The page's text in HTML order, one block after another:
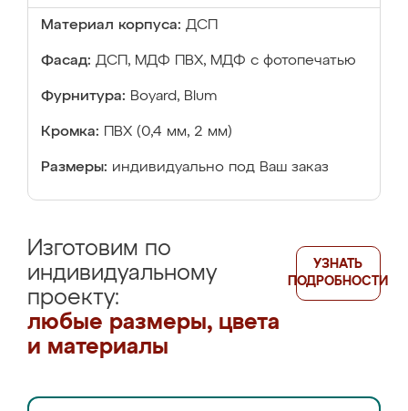
Материал корпуса: ДСП
Фасад: ДСП, МДФ ПВХ, МДФ с фотопечатью
Фурнитура: Boyard, Blum
Кромка: ПВХ (0,4 мм, 2 мм)
Размеры: индивидуально под Ваш заказ
Изготовим по
индивидуальному
проекту:
любые размеры, цвета
и материалы
УЗНАТЬ
ПОДРОБНОСТИ